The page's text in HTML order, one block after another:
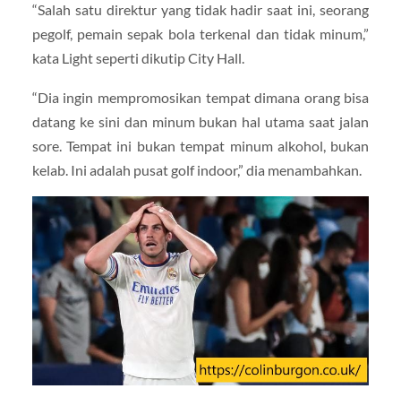
“Salah satu direktur yang tidak hadir saat ini, seorang
pegolf, pemain sepak bola terkenal dan tidak minum,”
kata Light seperti dikutip City Hall.
“Dia ingin mempromosikan tempat dimana orang bisa
datang ke sini dan minum bukan hal utama saat jalan
sore. Tempat ini bukan tempat minum alkohol, bukan
kelab. Ini adalah pusat golf indoor,” dia menambahkan.